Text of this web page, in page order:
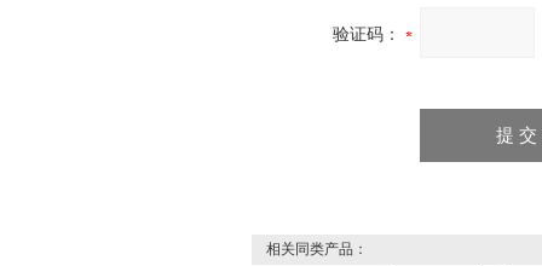
验证码：
相关同类产品：